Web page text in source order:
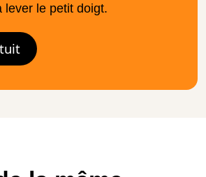
lever le petit doigt.